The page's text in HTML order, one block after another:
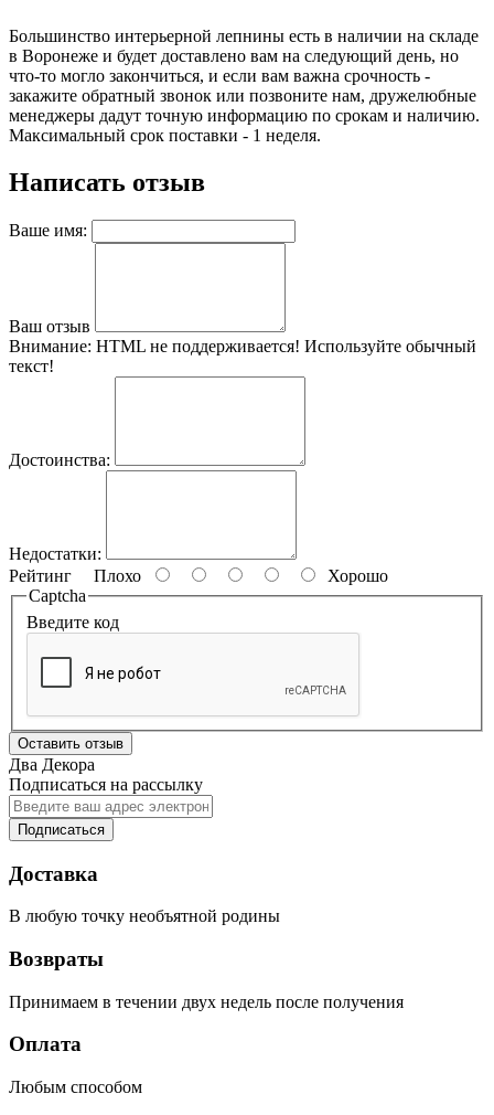
Большинство интерьерной лепнины есть в наличии на складе
в Воронеже и будет доставлено вам на следующий день, но
что-то могло закончиться, и если вам важна срочность -
закажите обратный звонок или позвоните нам, дружелюбные
менеджеры дадут точную информацию по срокам и наличию.
Максимальный срок поставки - 1 неделя.
Написать отзыв
Ваше имя:
Ваш отзыв
Внимание: HTML не поддерживается! Используйте обычный
текст!
Достоинства:
Недостатки:
Рейтинг Плохо
Хорошо
Captcha
Введите код
Оставить отзыв
Два Декора
Подписаться на рассылку
Подписаться
Доставка
В любую точку необъятной родины
Возвраты
Принимаем в течении двух недель после получения
Оплата
Любым способом